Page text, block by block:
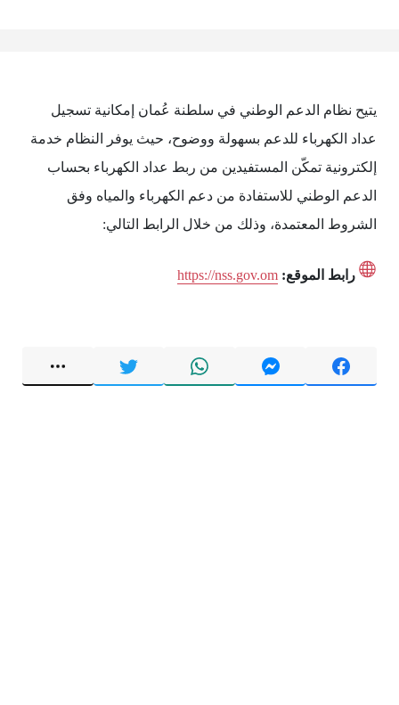
يتيح نظام الدعم الوطني في سلطنة عُمان إمكانية تسجيل
عداد الكهرباء للدعم بسهولة ووضوح، حيث يوفر النظام خدمة
إلكترونية تمكّن المستفيدين من ربط عداد الكهرباء بحساب
الدعم الوطني للاستفادة من دعم الكهرباء والمياه وفق
الشروط المعتمدة، وذلك من خلال الرابط التالي:
رابط الموقع: https://nss.gov.om